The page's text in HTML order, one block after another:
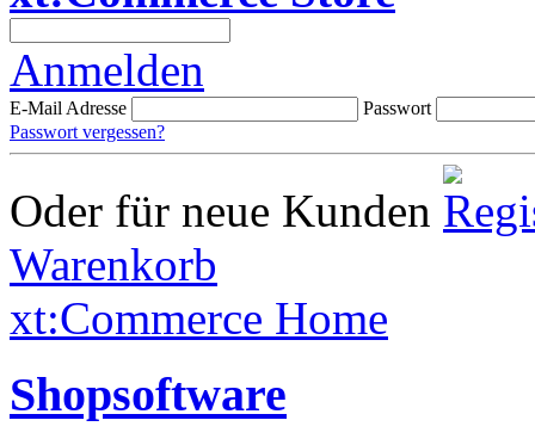
Anmelden
E-Mail Adresse
Passwort
Passwort vergessen?
Oder für neue Kunden
Warenkorb
xt:Commerce Home
Shopsoftware